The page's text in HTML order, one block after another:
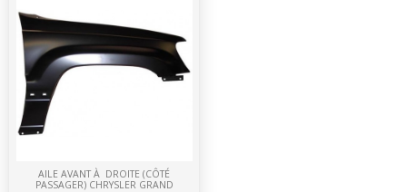
AILE AVANT À DROITE (CÔTÉ
PASSAGER) CHRYSLER GRAND